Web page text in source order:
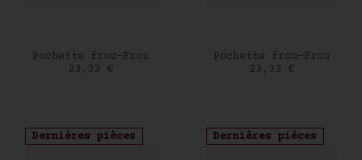
AJOUTER AU PANIER
Pochette frou-Frou
Prix
23,33 €
AJOUTER AU PANIER
Pochette frou-Frou
Prix
23,33 €
Dernières pièces Dernières pièces